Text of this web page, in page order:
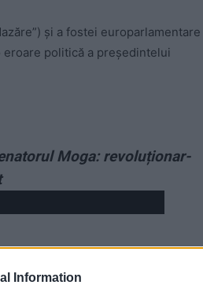
Information
și a fostei europarlamentare
politică a președintelui
Moga: revoluționar-